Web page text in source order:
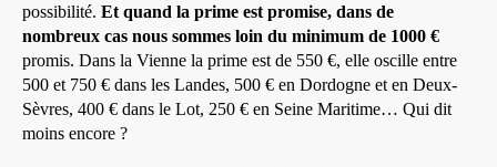
possibilité. Et quand la prime est promise, dans de
nombreux cas nous sommes loin du minimum de 1000 €
promis. Dans la Vienne la prime est de 550 €, elle oscille entre
500 et 750 € dans les Landes, 500 € en Dordogne et en Deux-
Sèvres, 400 € dans le Lot, 250 € en Seine Maritime… Qui dit
moins encore ?